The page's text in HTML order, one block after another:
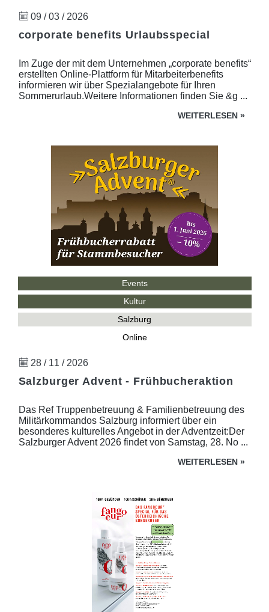
09 / 03 / 2026
corporate benefits Urlaubsspecial
Im Zuge der mit dem Unternehmen „corporate benefits“
erstellten Online-Plattform für Mitarbeiterbenefits
informieren wir über Spezialangebote für Ihren
Sommerurlaub.Weitere Informationen finden Sie &g ...
WEITERLESEN »
Events
Kultur
Salzburg
Online
28 / 11 / 2026
Salzburger Advent - Frühbucheraktion
Das Ref Truppenbetreuung & Familienbetreuung des
Militärkommandos Salzburg informiert über ein
besonderes kulturelles Angebot in der Adventzeit:Der
Salzburger Advent 2026 findet von Samstag, 28. No ...
WEITERLESEN »